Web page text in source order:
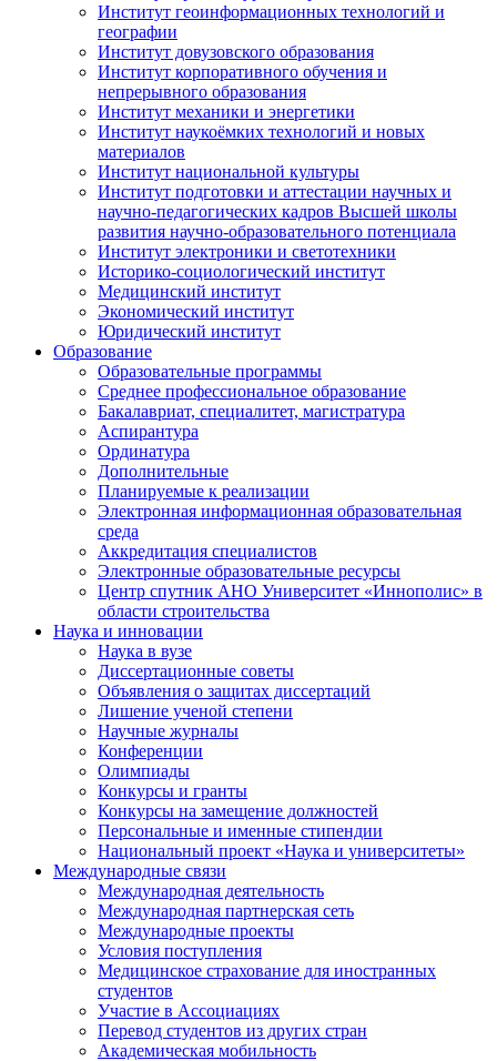
Институт геоинформационных технологий и
географии
Институт довузовского образования
Институт корпоративного обучения и
непрерывного образования
Институт механики и энергетики
Институт наукоёмких технологий и новых
материалов
Институт национальной культуры
Институт подготовки и аттестации научных и
научно-педагогических кадров Высшей школы
развития научно-образовательного потенциала
Институт электроники и светотехники
Историко-социологический институт
Медицинский институт
Экономический институт
Юридический институт
Образование
Образовательные программы
Среднее профессиональное образование
Бакалавриат, специалитет, магистратура
Аспирантура
Ординатура
Дополнительные
Планируемые к реализации
Электронная информационная образовательная
среда
Аккредитация специалистов
Электронные образовательные ресурсы
Центр спутник АНО Университет «Иннополис» в
области строительства
Наука и инновации
Наука в вузе
Диссертационные советы
Объявления о защитах диссертаций
Лишение ученой степени
Научные журналы
Конференции
Олимпиады
Конкурсы и гранты
Конкурсы на замещение должностей
Персональные и именные стипендии
Национальный проект «Наука и университеты»
Международные связи
Международная деятельность
Международная партнерская сеть
Международные проекты
Условия поступления
Медицинское страхование для иностранных
студентов
Участие в Ассоциациях
Перевод студентов из других стран
Академическая мобильность